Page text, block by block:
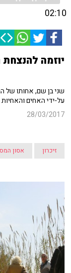
02:10
יוזמה להנצחת
שני בן שם, אחותו של
על-ידי האחים
28/03/2017
זיכרון אסון